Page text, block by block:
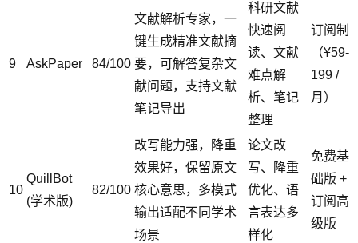
9 AskPaper 84/100
文献解析专家，一
键生成精准文献摘
要，可解答复杂文
献问题，支持文献
笔记导出
科研文献
快速阅
读、文献
难点解
析、笔记
整理
订阅制
（¥59-
199 /
月）
10
QuillBot
(学术版)
82/100
改写能力强，降重
效果好，保留原文
核心意思，多模式
输出适配不同学术
场景
论文改
写、降重
优化、语
言表达多
样化
免费基
础版 +
订阅高
级版